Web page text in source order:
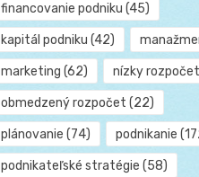
financovanie podniku (45)
kapitál podniku (42)
marketing (62) nízky rozpočet
obmedzený rozpočet (22)
plánovanie (74) podnikanie
podnikateľské stratégie (58)